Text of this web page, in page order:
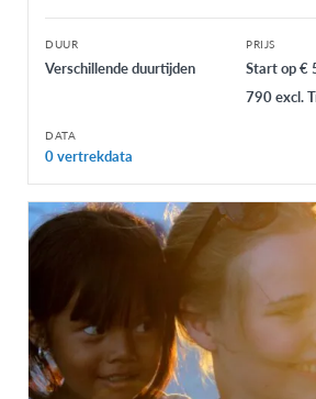
DUUR
Verschillende duurtijden
PRIJS
Start op €
790 excl.
DATA
0 vertrekdata